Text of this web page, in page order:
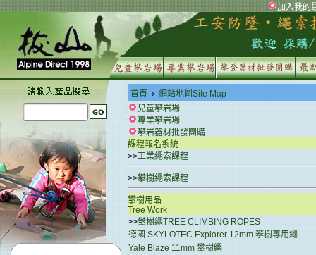
加入我的
首頁 › 網站地圖Site Map
兒童攀岩場
專業攀岩場
攀岩器材批發團購
課程報名系統
>>工業繩索課程
>>攀樹繩索課程
攀樹用品
Tree Work
>>攀樹繩TREE CLIMBING ROPES
德國 SKYLOTEC Explorer 12mm 攀樹專用繩
Yale Blaze 11mm 攀樹繩